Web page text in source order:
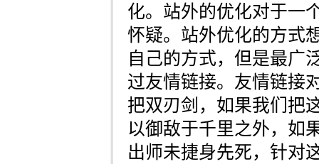
化。站外的优化对于一
怀疑。站外优化的方式
自己的方式，但是最广
过友情链接。友情链接
把双刃剑，如果我们把
以御敌于千里之外，如
出师未捷身先死，针对